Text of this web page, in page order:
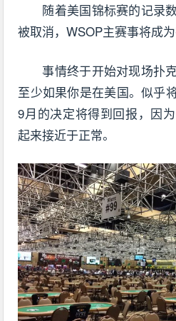
随着美国锦标赛的记录
被取消，WSOP主赛事将成
事情终于开始对现场扑
至少如果你是在美国。似乎
9月的决定将得到回报，因
起来接近于正常。